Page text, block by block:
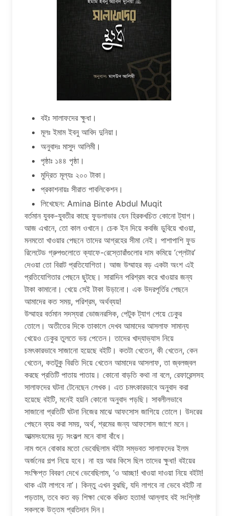
বইঃ সালাফদের ক্ষুধা।
মূলঃ ইমাম ইবনু আবিদ দুনিয়া।
অনুবাদঃ মাসুদ আলিমী।
পৃষ্ঠাঃ ১৪৪ পৃষ্ঠা।
মুদ্রিত মূল্যঃ ২০০ টাকা।
প্রকাশনায়ঃ সীরাত পাবলিকেশন।
লিখেছেন: Amina Binte Abdul Muqit‎
বর্তমান যুবক-যুবতীর কাছে ফুডলাভার যেন হিরকখচিত কোনো ট্যাগ।
আজ এখানে, তো কাল ওখানে। চেক ইন দিয়ে কবজি ডুবিয়ে খাওয়া,
মনমতো খাওয়ার পেছনে তাদের আগ্রহের সীমা নেই। পাশাপাশি ফুড
রিলেটেড গ্রুপগুলোতে ক্যাফে-রেস্তোরাঁগুলোর দাম কমিয়ে ‘প্লেটার’
দেওয়া তো বিরাট প্রতিযোগিতা। আজ উম্মাহর বড় একটা অংশ এই
প্রতিযোগিতার পেছনে ছুটছে। সারাদিন পরিশ্রম করে খাওয়ার জন্য
টাকা কামানো। খেয়ে সেই টাকা উড়ানো। এক উদরপূর্তির পেছনে
আমাদের কত সময়, পরিশ্রম, অর্থব্যয়!
উম্মাহর বর্তমান সদস্যরা ভোজনরসিক, পেটুক ট্যাগ পেয়ে ঢেকুর
তোলে। অতীতের দিকে তাকালে দেখব আমাদের আসলাফ সামান্য
খেয়েও ঢেকুর তুলতে ভয় পেতেন। তাদের খাদ্যাভ্যাস নিয়ে
চমৎকারভাবে সাজানো হয়েছে বইটি। কতটা খেতেন, কী খেতেন, কেন
খেতেন, কতটুকু বিরতি দিয়ে খেতেন আমাদের আসলাফ, তা জ্বলজ্বল
করছে প্রতিটি পাতায় পাতায়। কোনো বাড়তি কথা না বলে, রেফারেন্সসহ
সালাফদের ঘটনা টেনেছেন লেখক। এত চমৎকারভাবে অনুবাদ করা
হয়েছে বইটি, মনেই হয়নি কোনো অনুবাদ পড়ছি। সাবলীলভাবে
সাজানো প্রতিটি ঘটনা নিজের মাঝে আফসোস জাগিয়ে তোলে। উদরের
পেছনে ব্যয় করা সময়, অর্থ, শ্রমের জন্য আফসোস জাগে মনে।
আত্মসংযমের দৃঢ় সংকল্প মনে বাসা বাঁধে।
নাম শুনে বোকার মতো ভেবেছিলাম বইটা সম্ভবত সালাফদের ইলম
অর্জনের গল্প নিয়ে হবে। না হয় আর কিসে ছিল তাদের ক্ষুধা! বইয়ের
সংক্ষিপ্ত বিবরণ দেখে ভেবেছিলাম, ‘ও আচ্ছা! খাওয়া দাওয়া নিয়ে বইটা!
থাক এটা লাগবে না’। কিন্তু এখন বুঝছি, যদি লাগবে না ভেবে বইটি না
পড়তাম, তবে কত বড় শিক্ষা থেকে বঞ্চিত হতাম! আল্লাহ বই সংশ্লিষ্ট
সকলকে উত্তম প্রতিদান দিন।